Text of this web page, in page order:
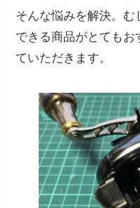
そんな悩みを解決。
できる商品がとても
ていただきます。